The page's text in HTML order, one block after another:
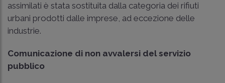
assimilati è stata sostituita dalla categoria dei rifiuti
urbani prodotti dalle imprese, ad eccezione delle
industrie.
Comunicazione di non avvalersi del servizio
pubblico